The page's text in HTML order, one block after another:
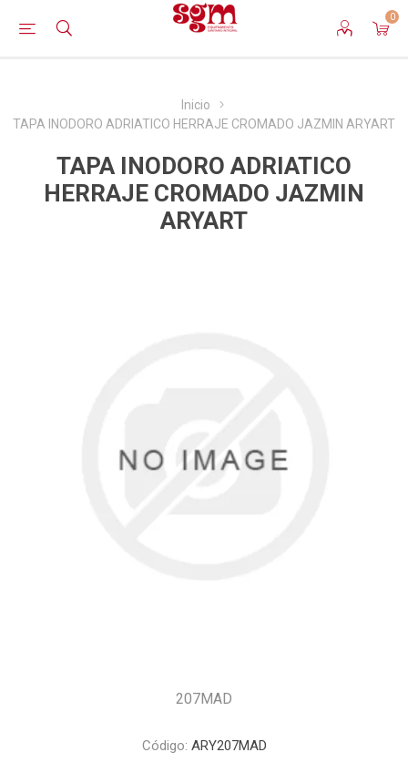
0
Inicio
TAPA INODORO ADRIATICO HERRAJE CROMADO JAZMIN ARYART
TAPA INODORO ADRIATICO
HERRAJE CROMADO JAZMIN
ARYART
207MAD
Código: ARY207MAD